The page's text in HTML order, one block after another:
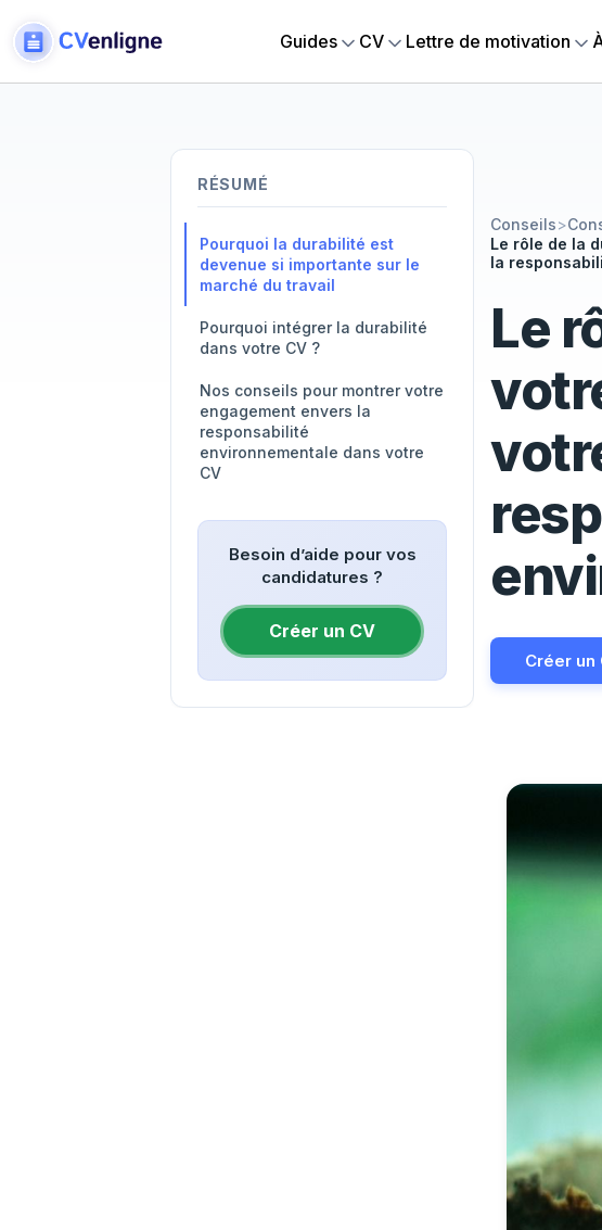
Guides CV Lettre de motivation
RÉSUMÉ
Pourquoi la durabilité est
devenue si importante sur le
marché du travail
Pourquoi intégrer la durabilité
dans votre CV ?
Nos conseils pour montrer votre
engagement envers la
responsabilité
environnementale dans votre
CV
Besoin d’aide pour vos
candidatures ?
Créer un CV
Conseils>
Le rôle de la
la
Le
Créer un